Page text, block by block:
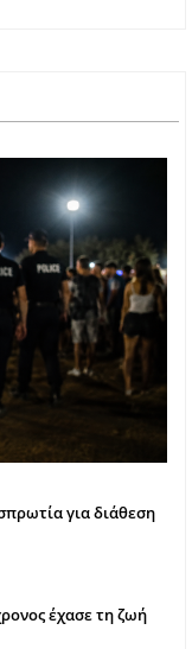
για διάθεση
έχασε τη ζωή